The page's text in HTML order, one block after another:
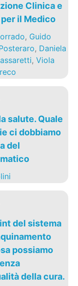
Clinica e
il Medico
, Guido
, Daniela
,Viola
salute. Quale
ci dobbiamo
del
del sistema
possiamo
della cura.